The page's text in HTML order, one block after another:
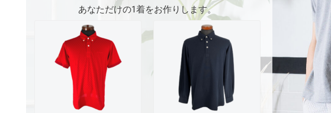
あなただけの1着をお作りします。